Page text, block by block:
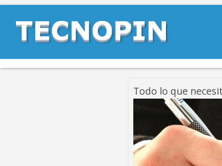
Todo lo que